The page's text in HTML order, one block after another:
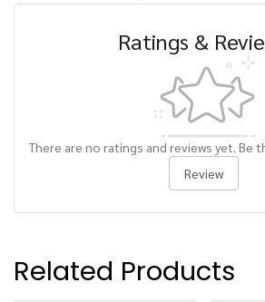
Ratings &
There are no ratings and reviews yet. Be
Review
Related Products